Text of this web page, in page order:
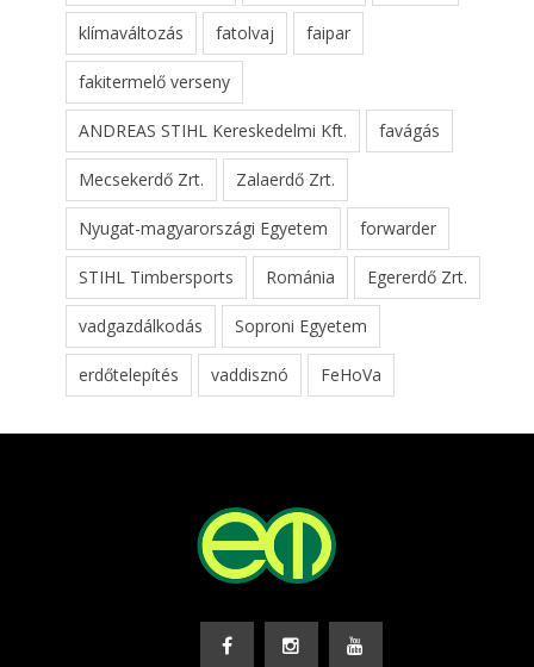
klímaváltozás fatolvaj faipar
fakitermelő verseny
ANDREAS STIHL Kereskedelmi Kft. favágás
Mecsekerdő Zrt. Zalaerdő Zrt.
Nyugat-magyarországi Egyetem forwarder
STIHL Timbersports Románia Egererdő Zrt.
vadgazdálkodás Soproni Egyetem
erdőtelepítés vaddisznó FeHoVa